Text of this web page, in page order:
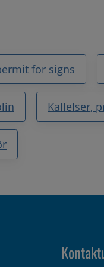
for signs
Kallelser,